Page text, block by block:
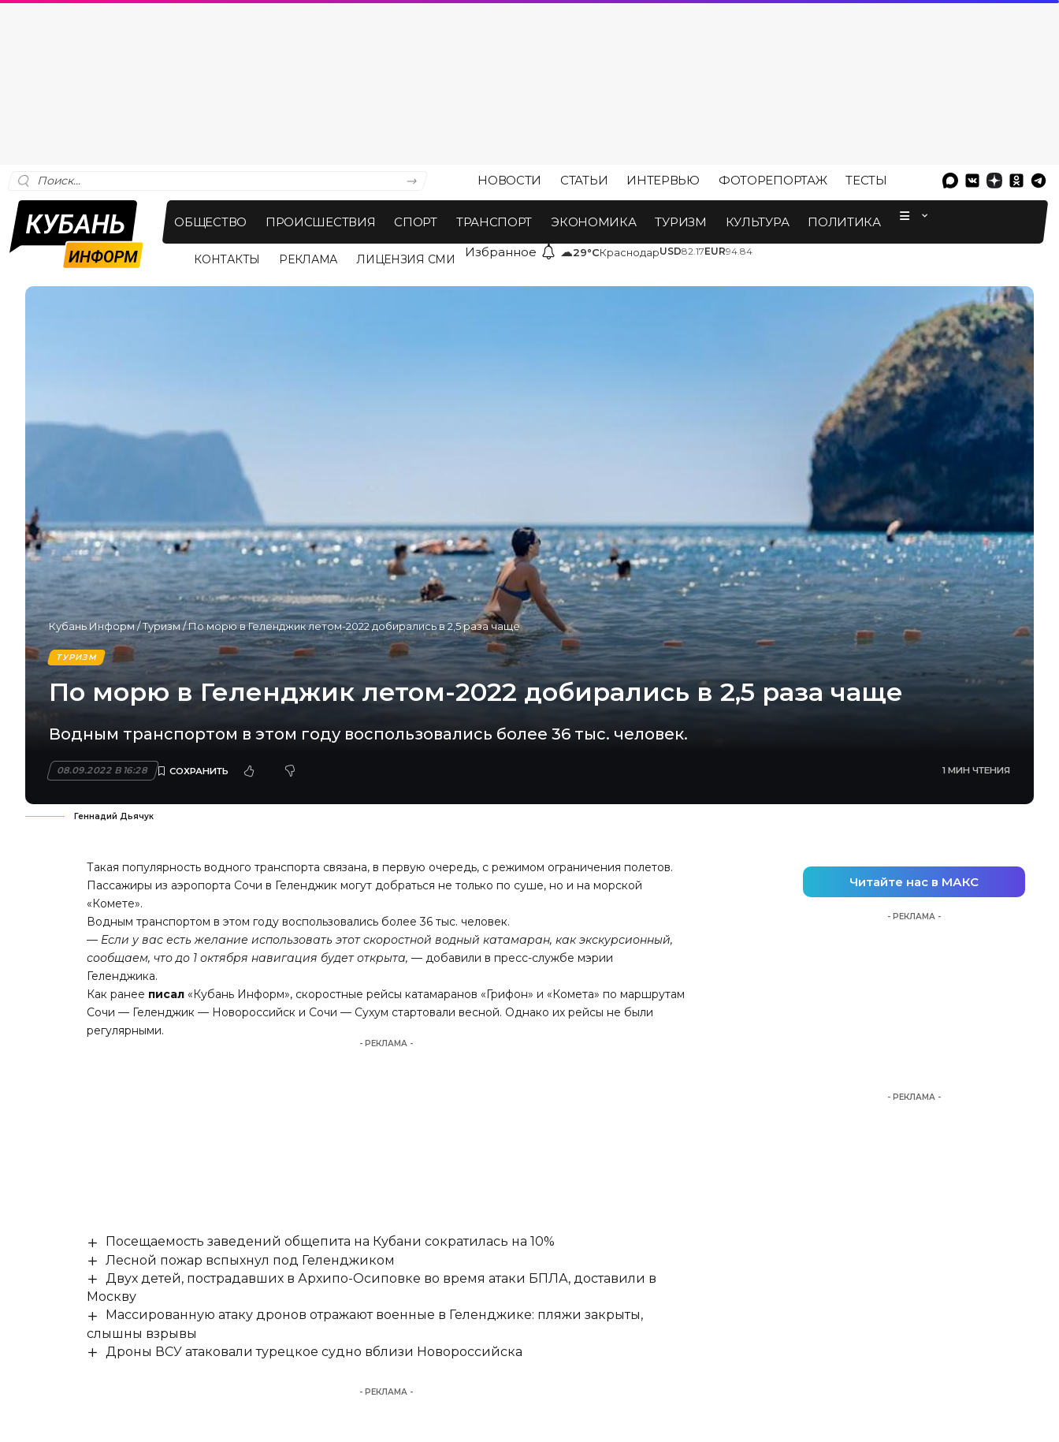
НОВОСТИ СТАТЬИ ИНТЕРВЬЮ ФОТОРЕПОРТАЖ ТЕСТЫ
ОБЩЕСТВО ПРОИСШЕСТВИЯ СПОРТ ТРАНСПОРТ ЭКОНОМИКА ТУРИЗМ КУЛЬТУРА ПОЛИТИКА
КОНТАКТЫ РЕКЛАМА ЛИЦЕНЗИЯ СМИ Избранное ☁29°CКраснодарUSD82.17EUR94.84
Кубань Информ/Туризм/По морю в Геленджик летом-2022 добирались в 2,5 раза чаще
ТУРИЗМ
По морю в Геленджик летом-2022 добирались в 2,5 раза чаще
Водным транспортом в этом году воспользовались более 36 тыс. человек.
08.09.2022 В 16:28 1 МИН ЧТЕНИЯ
Геннадий Дьячук
Такая популярность водного транспорта связана, в первую очередь, с режимом ограничения полетов.
Пассажиры из аэропорта Сочи в Геленджик могут добраться не только по суше, но и на морской
«Комете».
Водным транспортом в этом году воспользовались более 36 тыс. человек.
— Если у вас есть желание использовать этот скоростной водный катамаран, как экскурсионный,
сообщаем, что до 1 октября навигация будет открыта, — добавили в пресс-службе мэрии
Геленджика.
Как ранее писал «Кубань Информ», скоростные рейсы катамаранов «Грифон» и «Комета» по маршрутам
Сочи — Геленджик — Новороссийск и Сочи — Сухум стартовали весной. Однако их рейсы не были
регулярными.
- РЕКЛАМА -
Посещаемость заведений общепита на Кубани сократилась на 10%
Лесной пожар вспыхнул под Геленджиком
Двух детей, пострадавших в Архипо-Осиповке во время атаки БПЛА, доставили в
Москву
Массированную атаку дронов отражают военные в Геленджике: пляжи закрыты,
слышны взрывы
Дроны ВСУ атаковали турецкое судно вблизи Новороссийска
- РЕКЛАМА -
Читайте нас в МАКС
- РЕКЛАМА -
- РЕКЛАМА -